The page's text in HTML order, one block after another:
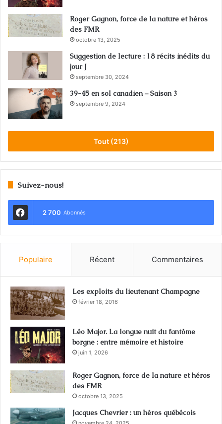
Roger Gagnon, force de la nature et héros
des FMR
octobre 13, 2025
Suggestion de lecture : 18 récits inédits du
jour J
septembre 30, 2024
39-45 en sol canadien – Saison 3
septembre 9, 2024
Tout (213)
Suivez-nous!
2 700 Abonnés
Populaire Récent Commentaires
Les exploits du lieutenant Champagne
février 18, 2016
Léo Major. La longue nuit du fantôme
borgne : entre mémoire et histoire
juin 1, 2026
Roger Gagnon, force de la nature et héros
des FMR
octobre 13, 2025
Jacques Chevrier : un héros québécois